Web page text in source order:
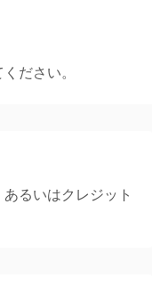
ください。
るいはクレジット